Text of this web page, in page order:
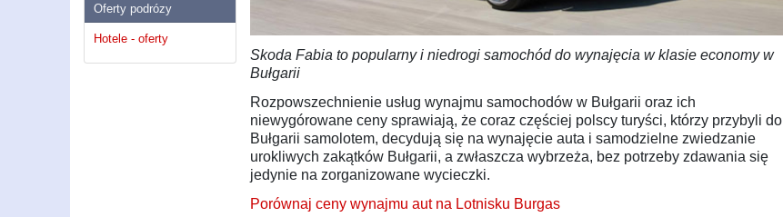
Oferty podrózy
Hotele - oferty
Skoda Fabia to popularny i niedrogi samochód do wynajęcia w klasie economy w
Bułgarii
Rozpowszechnienie usług wynajmu samochodów w Bułgarii oraz ich
niewygórowane ceny sprawiają, że coraz częściej polscy turyści, którzy przybyli do
Bułgarii samolotem, decydują się na wynajęcie auta i samodzielne zwiedzanie
urokliwych zakątków Bułgarii, a zwłaszcza wybrzeża, bez potrzeby zdawania się
jedynie na zorganizowane wycieczki.
Porównaj ceny wynajmu aut na Lotnisku Burgas